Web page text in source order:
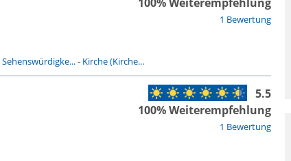
1 Bewertung
Sehenswürdigke...- Kirche (Kirche...
1 Bewertung
5.5
100% Weiterempfehlung